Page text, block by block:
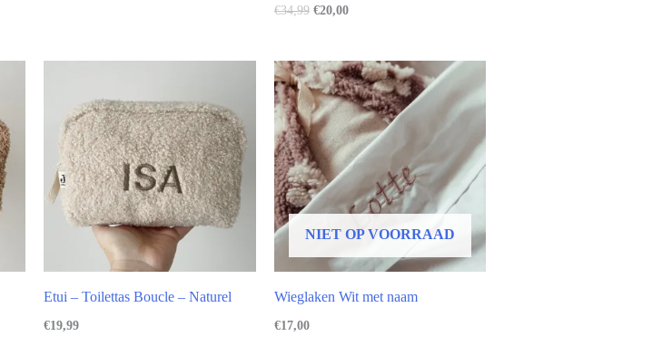
€34,99 €20,00
Etui – Toilettas Boucle – Naturel
€19,99
NIET OP VOORRAAD
Wieglaken Wit met naam
€17,00